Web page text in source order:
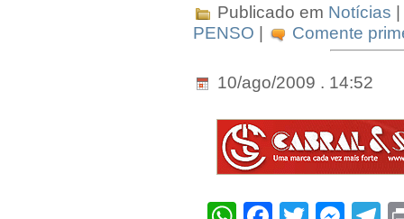
Publicado em Notícias
PENSO
Comente
10/ago/2009 . 14:52